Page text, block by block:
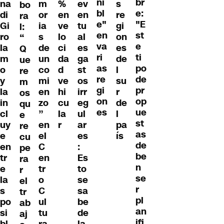
na
di
Gi
ro
la
m
o
y
la
in
cl
uy
e
en
tr
e
la
s
po
si
bo
ra
l:
“
Q
ue
re
m
os
qu
e
re
cu
pe
ra
r
el
tr
ab
aj
m
or
ia
s
de
un
co
mi
en
zo
”
en
el
C
en
tr
o
C
ul
tu
%
en
ve
lo
ci
da
d
ve
hi
cu
la
r
ev
en
tu
al
es
ga
st
os
irr
eg
ul
ar
es
:
Es
to
se
sa
be
de
ni
bl
e"
en
va
ri
as
re
gi
on
es
s
re
gi
on
es
de
l
su
r
de
l
pa
ís
br
e:
"E
st
e
ti
po
de
pr
op
ue
st
as
de
be
n
se
r
pl
an